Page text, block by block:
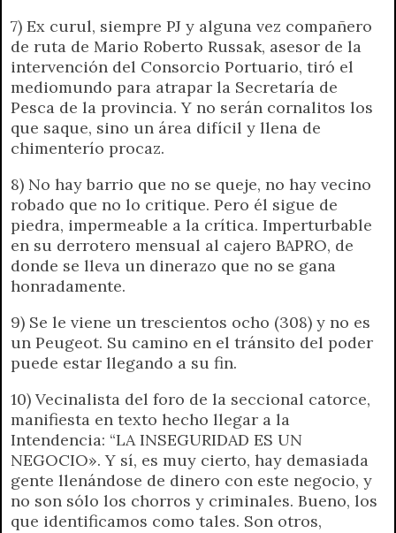
7) Ex curul, siempre PJ y alguna vez compañero
de ruta de Mario Roberto Russak, asesor de la
intervención del Consorcio Portuario, tiró el
mediomundo para atrapar la Secretaría de
Pesca de la provincia. Y no serán cornalitos los
que saque, sino un área difícil y llena de
chimenterío procaz.
8) No hay barrio que no se queje, no hay vecino
robado que no lo critique. Pero él sigue de
piedra, impermeable a la crítica. Imperturbable
en su derrotero mensual al cajero BAPRO, de
donde se lleva un dinerazo que no se gana
honradamente.
9) Se le viene un trescientos ocho (308) y no es
un Peugeot. Su camino en el tránsito del poder
puede estar llegando a su fin.
10) Vecinalista del foro de la seccional catorce,
manifiesta en texto hecho llegar a la
Intendencia: “LA INSEGURIDAD ES UN
NEGOCIO». Y sí, es muy cierto, hay demasiada
gente llenándose de dinero con este negocio, y
no son sólo los chorros y criminales. Bueno, los
que identificamos como tales. Son otros,